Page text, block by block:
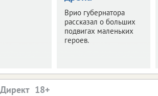
Врио губернатора
рассказал о больших
подвигах маленьких
героев.